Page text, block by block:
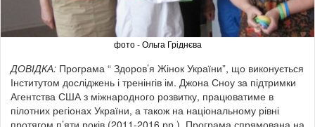
фото - Ольга Гріднєва
ДОВІДКА: Програма “ Здоров’я Жінок України”, що виконується
Інститутом досліджень і тренінгів ім. Джона Сноу за підтримки
Агентства США з міжнародного розвитку, працюватиме в
пілотних регіонах України, а також на національному рівні